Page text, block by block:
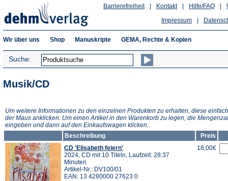
Hilfe/FAQ
Kontakt
Barrierefreiheit
Impressum
Wir über uns Shop Manuskripte GEMA, Rechte & Kopien
Suche:
Musik/CD
Um weitere Informationen zu den einzelnen Produkten zu erhalten, diese
der Maus anklicken. Um einen Artikel in den Warenkorb zu legen, die
eingeben und dann auf den Einkaufswagen klicken.
Beschreibung
Preis
CD 'Elisabeth feiern'
2024, CD mit 10 Titeln, Laufzeit: 28:37
Minuten
Artikel-Nr.: DV100/01
EAN: 13 4280000 27623 0
18,00€